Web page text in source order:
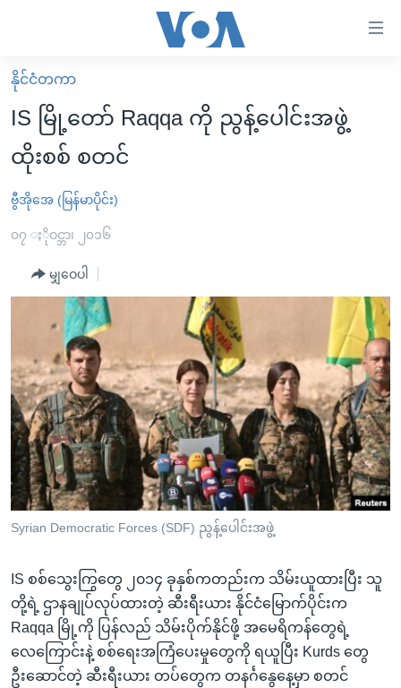
လွယ်ကူ
စေ
သည့်
Link
များ
ပင်မ
ရန်
ပင်မ
အ
ညွန်း
စာမျက်နှာ
သို့
ကျော်
ကြည့်
ရှာဖွေ
ရန်
နေရာ
သို့
ကျော်
မူလစာမျက်နှာ
မြန်မာ
ကမ္ဘာ့သတင်းများ
နိုင်ငံတကာ
အစ္စရေး-ပါလက်စတိုင်း
ဗွီဒီယို
သတင်းလွတ်လပ်ခွင့်
အင်္ဂလိပ်စာလေ့လာမယ်
အမေရိကန်သုံးအီဒီယံ
မကြေးမုံရဲ့ အင်္ဂလိပ်စာ
ရုပ်ရှင်ထဲက အင်္ဂလိပ်စာ
သုတပဒေသာ အင်္ဂလိပ်စာ
အပတ်စဉ်ကဏ္ဍများ
ရေဒီယို
တီဗွီ
ရေဒီယိုနှင့်ရုပ်သံ အချက်အလက်များ
ရေဒီယို/တီဗွီအစီအစဉ်
Learning English
ဗွီအိုအေ လူမှုကွန်ယက်များ
ဘာသာစကားများ
နိုင်ငံတကာ
IS မြို့တော် Raqqa ကို ညွန့်ပေါင်းအဖွဲ့
ထိုးစစ် စတင်
ဗွီအိုအေ (မြန်မာပိုင်း)
၀၇ ႏိုဝင္ဘာ၊ ၂၀၁၆
မျှဝေပါ
Syrian Democratic Forces (SDF) ညွန့်ပေါင်းအဖွဲ့
IS စစ်သွေးကြွတွေ ၂၀၁၄ ခုနှစ်ကတည်းက သိမ်းယူထားပြီး သူ
တို့ရဲ့ ဌာနချုပ်လုပ်ထားတဲ့ ဆီးရီးယား နိုင်ငံမြောက်ပိုင်းက
Raqqa မြို့ကို ပြန်လည် သိမ်းပိုက်နိုင်ဖို့ အမေရိကန်တွေရဲ့
လေကြောင်းနဲ့ စစ်ရေးအကြံပေးမှုတွေကို ရယူပြီး Kurds တွေ
ဦးဆောင်တဲ့ ဆီးရီးယား တပ်တွေက တနင်္ဂနွေနေ့မှာ စတင်